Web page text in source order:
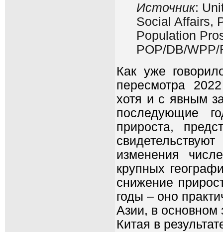
Источник:
Social Affairs,
Population
POP/DB/
Как уже
пересмотра
хотя и с явным
последующие
прироста,
изменения
крупных
снижение
годы – оно
Азии, в основном
Китая в